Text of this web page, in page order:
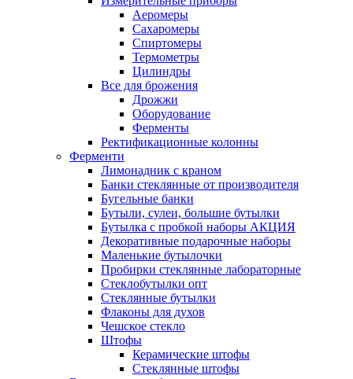
Аеромеры
Сахаромеры
Спиртомеры
Термометры
Цилиндры
Все для брожения
Дрожжи
Оборудование
Ферменты
Ректификационные колонны
Ферменти
Лимонадник с краном
Банки стеклянные от производителя
Бугельные банки
Бутыли, сулеи, большие бутылки
Бутылка с пробкой наборы АКЦИЯ
Декоративные подарочные наборы
Маленькие бутылочки
Пробирки стеклянные лабораторные
Стеклобутылки опт
Стеклянные бутылки
Флаконы для духов
Чешское стекло
Штофы
Керамические штофы
Стеклянные штофы